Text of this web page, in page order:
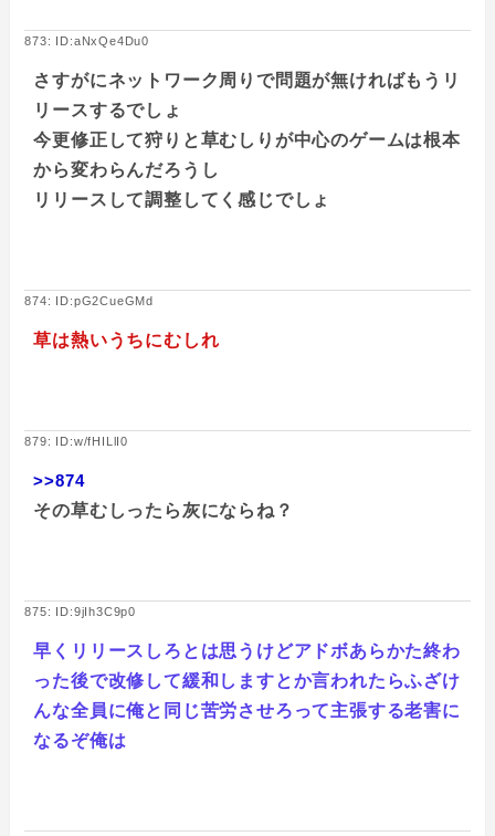
873: ID:aNxQe4Du0
さすがにネットワーク周りで問題が無ければもうリ
リースするでしょ
今更修正して狩りと草むしりが中心のゲームは根本
から変わらんだろうし
リリースして調整してく感じでしょ
874: ID:pG2CueGMd
草は熱いうちにむしれ
879: ID:w/fHILlI0
>>874
その草むしったら灰にならね？
875: ID:9jIh3C9p0
早くリリースしろとは思うけどアドボあらかた終わ
った後で改修して緩和しますとか言われたらふざけ
んな全員に俺と同じ苦労させろって主張する老害に
なるぞ俺は